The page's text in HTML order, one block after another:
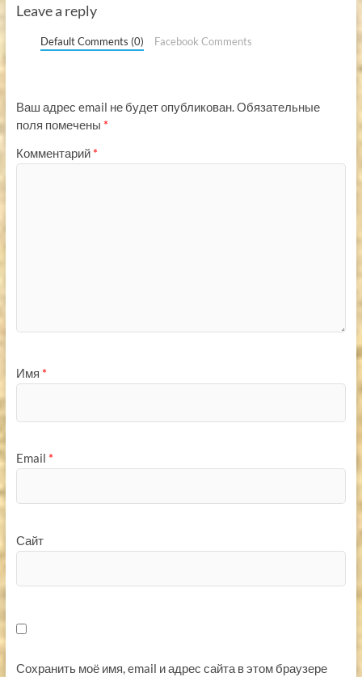
Leave a reply
Default Comments (0) Facebook Comments
Ваш адрес email не будет опубликован.Обязательные
поля помечены *
Комментарий *
Имя *
Email *
Сайт
Сохранить моё имя, email и адрес сайта в этом браузере